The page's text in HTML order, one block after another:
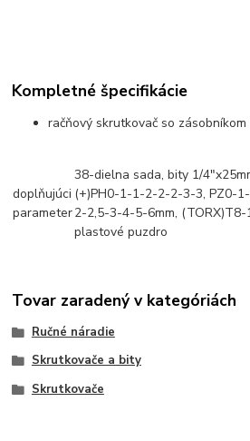
Kompletné špecifikácie
račňový skrutkovač so
doplňujúci
parameter
38-dielna sada, bity 1/
(+)PH0-1-1-2-2-2-3-3, PZ0-
2-2,5-3-4-5-6mm,
plastové puzdro
Tovar zaradený v kategóriách
Ručné náradie
Skrutkovače a bity
Skrutkovače